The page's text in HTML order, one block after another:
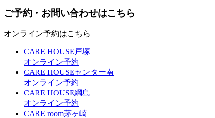
ご予約・お問い合わせはこちら
オンライン予約はこちら
CARE HOUSE戸塚
オンライン予約
CARE HOUSEセンター南
オンライン予約
CARE HOUSE綱島
オンライン予約
CARE room茅ヶ崎